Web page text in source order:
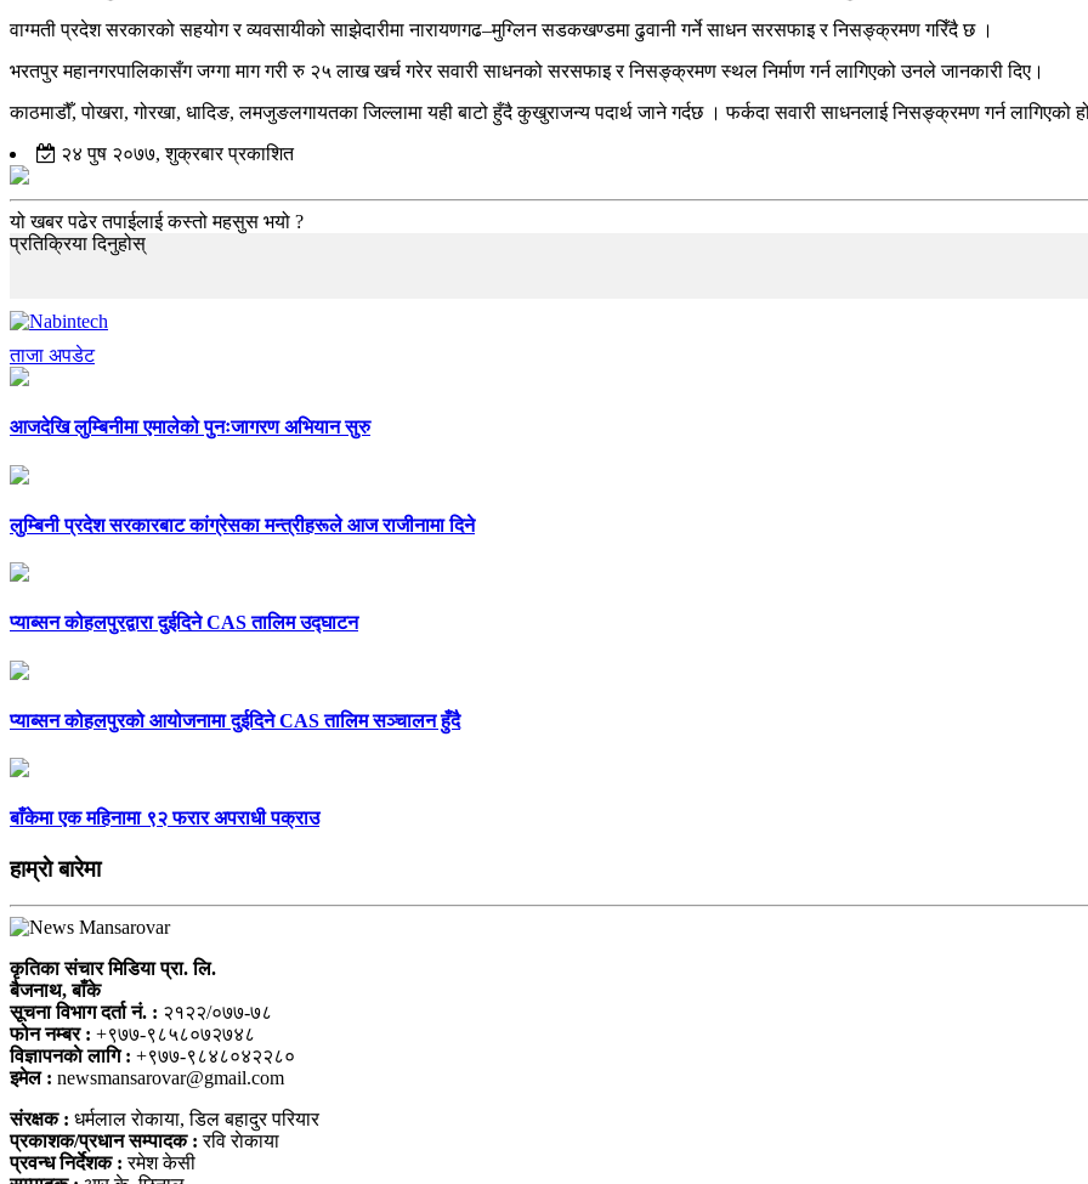
वाग्मती प्रदेश सरकारको सहयोग र व्यवसायीको साझेदारीमा नारायणगढ–मुग्लिन सडकखण्डमा ढुवानी गर्ने साधन सरसफाइ र निसङ्क्रमण गरिँदै छ ।
भरतपुर महानगरपालिकासँग जग्गा माग गरी रु २५ लाख खर्च गरेर सवारी साधनको सरसफाइ र निसङ्क्रमण स्थल निर्माण गर्न लागिएको उनले जानकारी दिए।
काठमाडौँ, पोखरा, गोरखा, धादिङ, लमजुङलगायतका जिल्लामा यही बाटो हुँदै कुखुराजन्य पदार्थ जाने गर्दछ । फर्कदा सवारी साधनलाई निसङ्क्रमण गर्न लागिएको
२४ पुष २०७७, शुक्रबार प्रकाशित
यो खबर पढेर तपाईलाई कस्तो महसुस भयो ?
प्रतिक्रिया दिनुहोस्
ताजा अपडेट
आजदेखि लुम्बिनीमा एमालेको पुनःजागरण अभियान सुरु
लुम्बिनी प्रदेश सरकारबाट कांग्रेसका मन्त्रीहरूले आज राजीनामा दिने
प्याब्सन कोहलपुरद्वारा दुईदिने CAS तालिम उद्घाटन
प्याब्सन कोहलपुरको आयोजनामा दुईदिने CAS तालिम सञ्चालन हुँदै
बाँकेमा एक महिनामा ९२ फरार अपराधी पक्राउ
हाम्राे बारेमा
कृतिका संचार मिडिया प्रा. लि.
बैजनाथ, बाँके
सूचना विभाग दर्ता नं. : २१२२/०७७-७८
फोन नम्बर : +९७७-९८५८०७२७४८
विज्ञापनकाे लागि : +९७७-९८४८०४२२८०
इमेल : newsmansarovar@gmail.com
संरक्षक : धर्मलाल राेकाया, डिल बहादुर परियार
प्रकाशक/प्रधान सम्पादक : रवि राेकाया
प्रवन्ध निर्देशक : रमेश केसी